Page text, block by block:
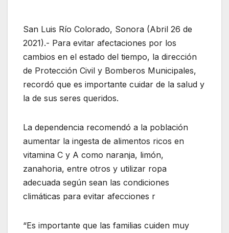
San Luis Río Colorado, Sonora (Abril 26 de
2021).- Para evitar afectaciones por los
cambios en el estado del tiempo, la dirección
de Protección Civil y Bomberos Municipales,
recordó que es importante cuidar de la salud y
la de sus seres queridos.
La dependencia recomendó a la población
aumentar la ingesta de alimentos ricos en
vitamina C y A como naranja, limón,
zanahoria, entre otros y utilizar ropa
adecuada según sean las condiciones
climáticas para evitar afecciones r
“Es importante que las familias cuiden muy